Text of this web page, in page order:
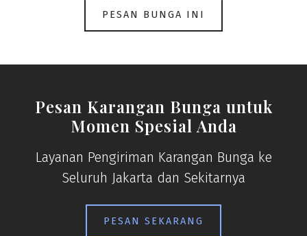
PESAN BUNGA INI
Pesan Karangan Bunga untuk
Momen Spesial Anda
Layanan Pengiriman Karangan Bunga ke
Seluruh Jakarta dan Sekitarnya
PESAN SEKARANG